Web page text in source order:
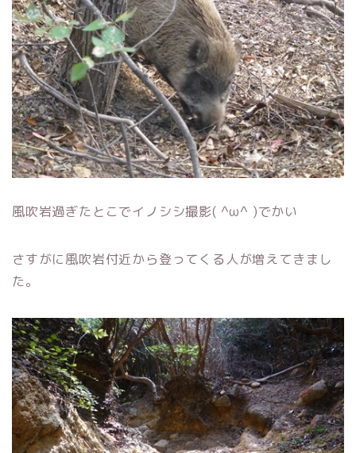
風吹岩過ぎたとこでイノシシ撮影( ^ω^ )でかい
さすがに風吹岩付近から登ってくる人が増えてきまし
た。